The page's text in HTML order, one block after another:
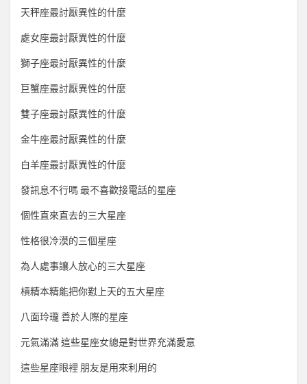
天秤座最討厭異性的什麼
處女座最討厭異性的什麼
獅子座最討厭異性的什麼
巨蟹座最討厭異性的什麼
雙子座最討厭異性的什麼
金牛座最討厭異性的什麼
白羊座最討厭異性的什麼
發訊息不行嗎 最不喜歡接電話的星座
個性直來直去的三大星座
性格很冷漠的三個星座
為人處事讓人放心的三大星座
槓精本精能把你懟上天的五大星座
八面玲瓏 善於人際的星座
元氣滿滿 這些星座女總是對世界充滿愛意
這些星座眼裡 朋友是用來利用的